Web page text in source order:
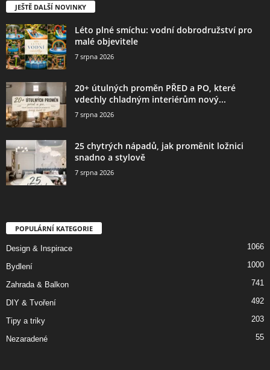
JEŠTĚ DALŠÍ NOVINKY
Léto plné smíchu: vodní dobrodružství pro
malé objevitele
7 srpna 2026
20+ útulných proměn PŘED a PO, které
vdechly chladným interiérům nový...
7 srpna 2026
25 chytrých nápadů, jak proměnit ložnici
snadno a stylově
7 srpna 2026
POPULÁRNÍ KATEGORIE
Design & Inspirace 1066
Bydlení 1000
Zahrada & Balkon 741
DIY & Tvoření 492
Tipy a triky 203
Nezaradené 55